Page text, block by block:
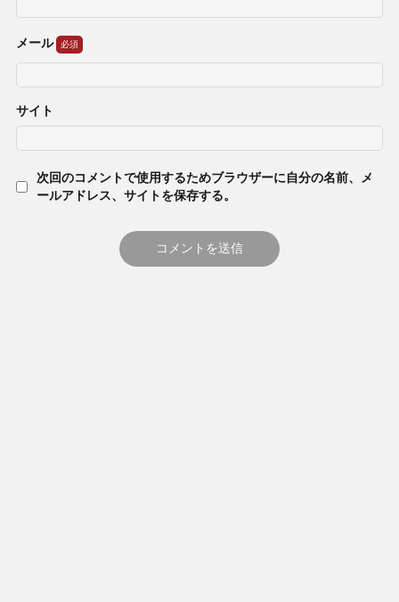
メール
サイト
次回のコメントで使用するためブラウザーに自分の名前、メ
ールアドレス、サイトを保存する。